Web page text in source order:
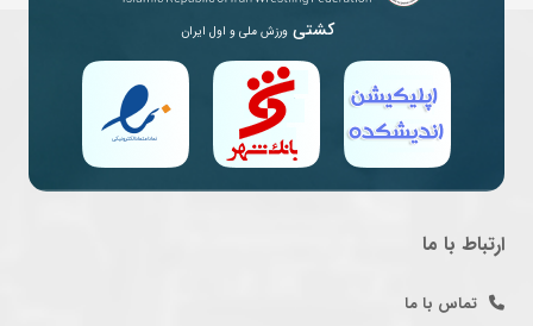
کشتی ورزش ملی و اول ایران
ارتباط با ما
تماس با ما